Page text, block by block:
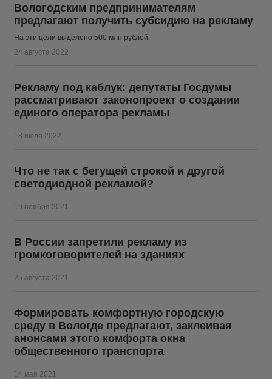
Вологодским предпринимателям
предлагают получить субсидию на рекламу
На эти цели выделено 500 млн рублей
24 августа 2022
Рекламу под каблук: депутаты Госдумы
рассматривают законопроект о создании
единого оператора рекламы
18 июля 2022
Что не так с бегущей строкой и другой
светодиодной рекламой?
19 ноября 2021
В России запретили рекламу из
громкоговорителей на зданиях
25 августа 2021
Формировать комфортную городскую
среду в Вологде предлагают, заклеивая
анонсами этого комфорта окна
общественного транспорта
14 мая 2021